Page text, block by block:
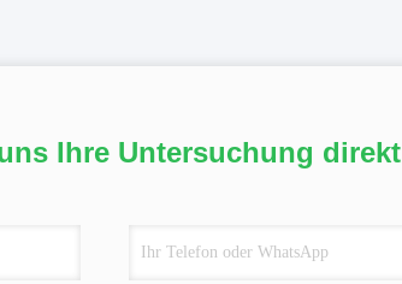
Ihre Untersuchung direkt